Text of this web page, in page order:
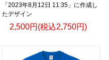
「2023年8月12日 11:35」に作成し
たデザイン
2,500円(税込2,750円)